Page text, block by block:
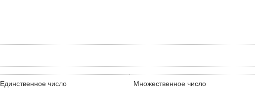
Единственное число
Множественное число